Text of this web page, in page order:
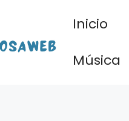
Inicio
Música